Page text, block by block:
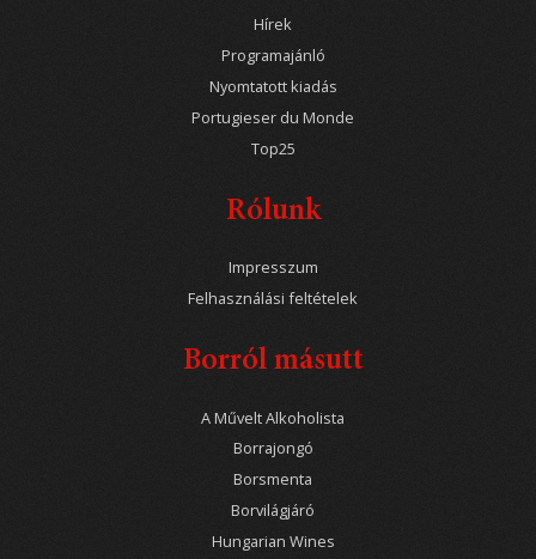
Hírek
Programajánló
Nyomtatott kiadás
Portugieser du Monde
Top25
Rólunk
Impresszum
Felhasználási feltételek
Borról másutt
A Művelt Alkoholista
Borrajongó
Borsmenta
Borvilágjáró
Hungarian Wines